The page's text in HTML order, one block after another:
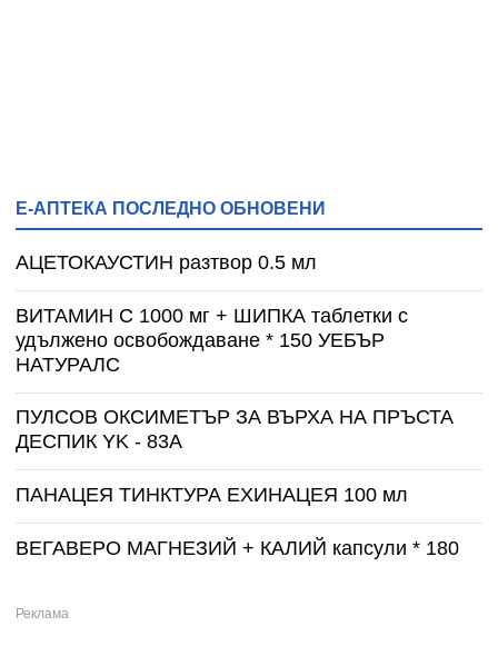
Е-АПТЕКА ПОСЛЕДНО ОБНОВЕНИ
АЦЕТОКАУСТИН разтвор 0.5 мл
ВИТАМИН С 1000 мг + ШИПКА таблетки с
удължено освобождаване * 150 УЕБЪР
НАТУРАЛС
ПУЛСОВ ОКСИМЕТЪР ЗА ВЪРХА НА ПРЪСТА
ДЕСПИК YK - 83A
ПАНАЦЕЯ ТИНКТУРА ЕХИНАЦЕЯ 100 мл
ВЕГАВЕРО МАГНЕЗИЙ + КАЛИЙ капсули * 180